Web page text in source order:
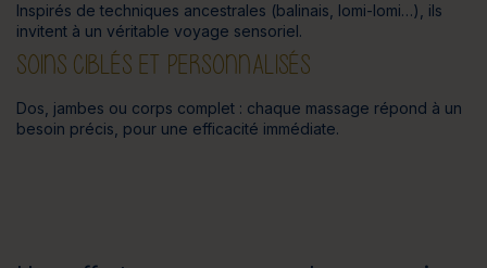
Inspirés de techniques ancestrales (balinais, lomi-lomi…), ils
invitent à un véritable voyage sensoriel.
SOINS CIBLÉS ET PERSONNALISÉS
Dos, jambes ou corps complet : chaque massage répond à un
besoin précis, pour une efficacité immédiate.